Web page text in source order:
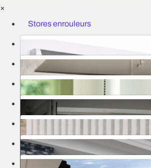
×
Stores enrouleurs
Commande intelligente
Moustiquaires
Rideaux
Stores bannes
Pergolas